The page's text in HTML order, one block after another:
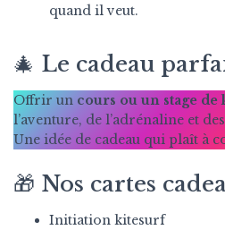
quand il veut.
🎄 Le cadeau
Offrir un cours ou un stage de
l’aventure, de l’adrénaline et
Une idée de cadeau qui plaît à
🎁 Nos cartes
Initiation kitesurf